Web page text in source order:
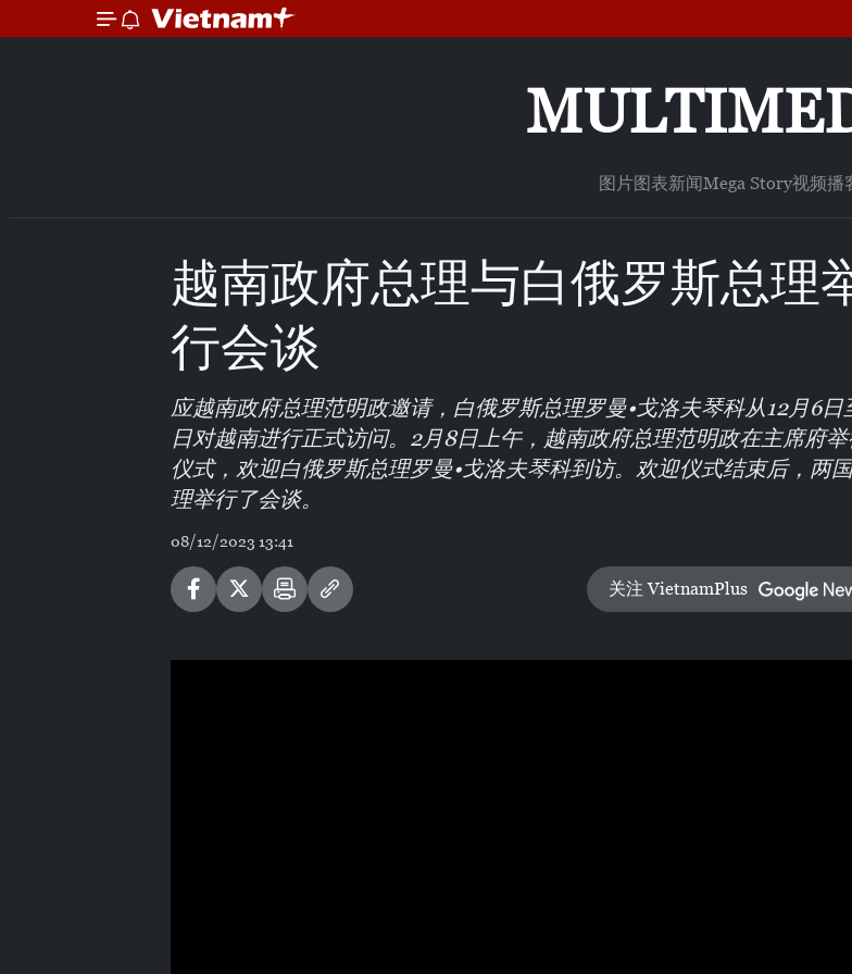
图片图表新闻Mega Story视频播
越南政府总理与白俄罗斯总理
行会谈
应越南政府总理范明政邀请，白俄罗斯总理罗曼•戈洛夫琴科从12月6日
日对越南进行正式访问。2月8日上午，越南政府总理范明政在主席府举
仪式，欢迎白俄罗斯总理罗曼•戈洛夫琴科到访。欢迎仪式结束后，两
理举行了会谈。
08/12/2023 13:41
关注 VietnamPlus